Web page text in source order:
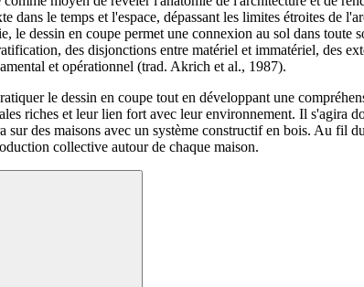
dans le temps et l'espace, dépassant les limites étroites de
le dessin en coupe permet une connexion au sol dans
des disjonctions entre matériel et immatériel, des
et opérationnel (trad. Akrich et al., 1987).
le dessin en coupe tout en développant une
riches et leur lien fort avec leur environnement. Il s'agira
sur des maisons avec un système constructif en bois. Au fil
collective autour de chaque maison.